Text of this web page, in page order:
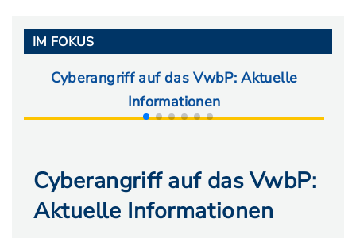
IM FOKUS
Cyberangriff auf das VwbP: Aktuelle
Informationen
Cyberangriff auf das VwbP:
Aktuelle Informationen